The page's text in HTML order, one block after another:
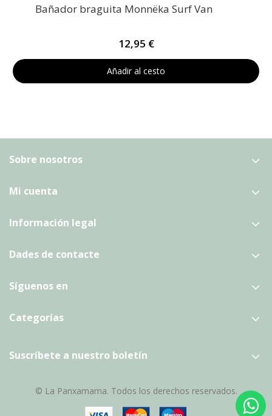
Bañador braguita Monnëka Surf Van
12,95 €
Añadir al cesto
Sobre nosotros
Mi cuenta
Información legal
Dades de contacte
Síguenos en
Categorías
Suscríbete a nuestro boletín
© La Panxamama. Todos los derechos reservados.